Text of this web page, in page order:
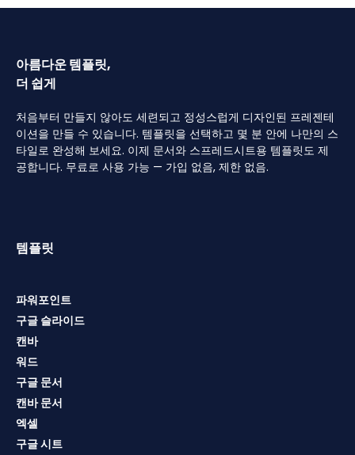
아름다운 템플릿,
더 쉽게
처음부터 만들지 않아도 세련되고 정성스럽게 디자인된 프레젠테
이션을 만들 수 있습니다. 템플릿을 선택하고 몇 분 안에 나만의 스
타일로 완성해 보세요. 이제 문서와 스프레드시트용 템플릿도 제
공합니다. 무료로 사용 가능 — 가입 없음, 제한 없음.
템플릿
파워포인트
구글 슬라이드
캔바
워드
구글 문서
캔바 문서
엑셀
구글 시트